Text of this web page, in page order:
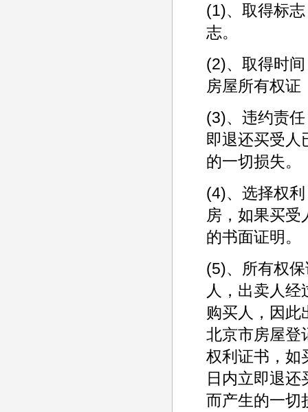
(1)、取得标
志。
(2)、取得时
房屋所有权证
(3)、违约责
即退还买受人
的一切损失。
(4)、选择权
房，如果买受
的书面证明。
(5)、所有权
人，出卖人
购买人，因此
北京市房屋登
权利证书，如
日内立即退还
而产生的一切